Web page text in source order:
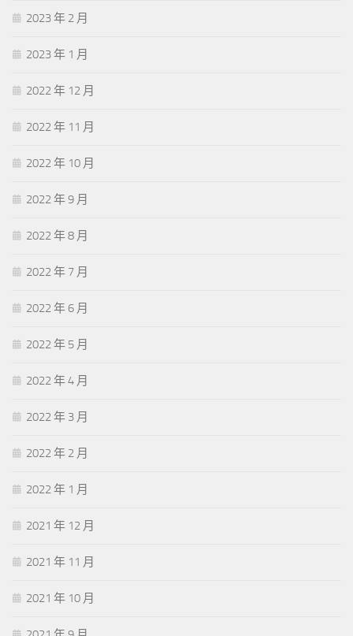
2023 年 2 月
2023 年 1 月
2022 年 12 月
2022 年 11 月
2022 年 10 月
2022 年 9 月
2022 年 8 月
2022 年 7 月
2022 年 6 月
2022 年 5 月
2022 年 4 月
2022 年 3 月
2022 年 2 月
2022 年 1 月
2021 年 12 月
2021 年 11 月
2021 年 10 月